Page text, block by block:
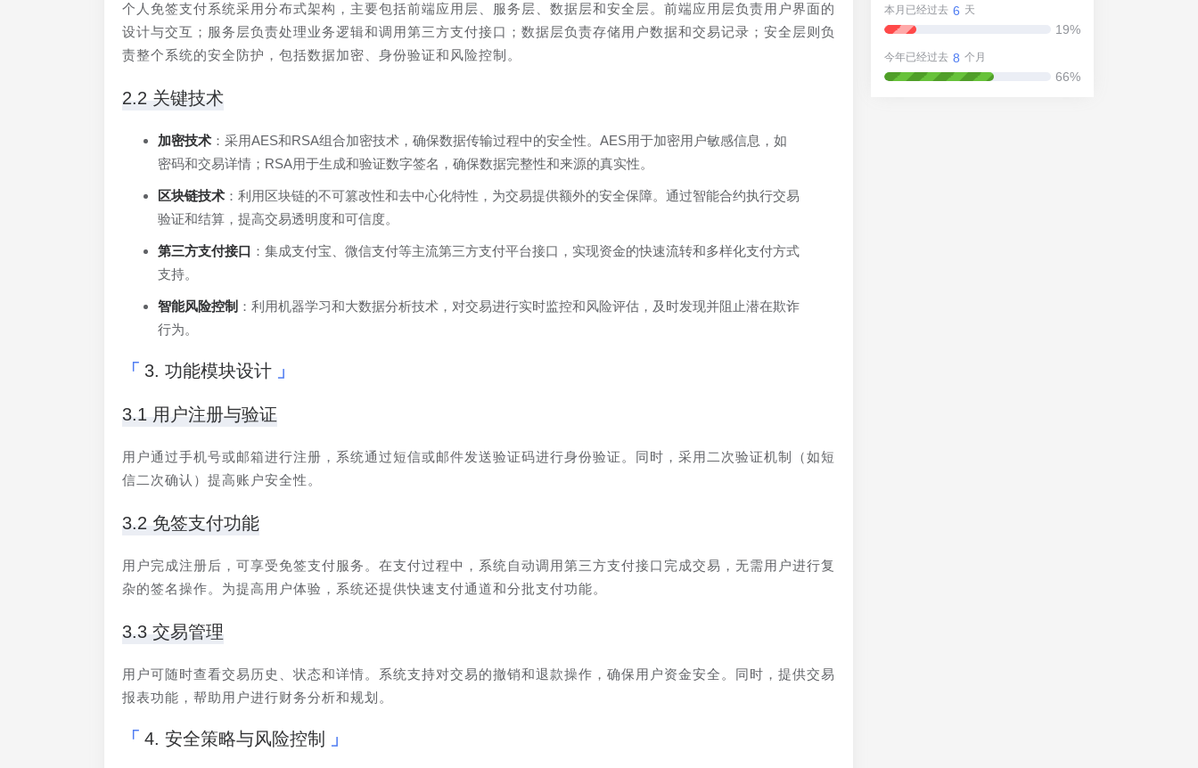
个人免签支付系统采用分布式架构，主要包括前端应用层、服务层、数据层和安全层。前端应用层负责用户界面的
设计与交互；服务层负责处理业务逻辑和调用第三方支付接口；数据层负责存储用户数据和交易记录；安全层则负
责整个系统的安全防护，包括数据加密、身份验证和风险控制。
2.2 关键技术
加密技术 ：采用AES和RSA组合加密技术，确保数据传输过程中的安全性。AES用于加密用户敏感信息，如
密码和交易详情；RSA用于生成和验证数字签名，确保数据完整性和来源的真实性。
区块链技术 ：利用区块链的不可篡改性和去中心化特性，为交易提供额外的安全保障。通过智能合约执行交易
验证和结算，提高交易透明度和可信度。
第三方支付接口 ：集成支付宝、微信支付等主流第三方支付平台接口，实现资金的快速流转和多样化支付方式
支持。
智能风险控制 ：利用机器学习和大数据分析技术，对交易进行实时监控和风险评估，及时发现并阻止潜在欺诈
行为。
3. 功能模块设计
3.1 用户注册与验证
用户通过手机号或邮箱进行注册，系统通过短信或邮件发送验证码进行身份验证。同时，采用二次验证机制（如短
信二次确认）提高账户安全性。
3.2 免签支付功能
用户完成注册后，可享受免签支付服务。在支付过程中，系统自动调用第三方支付接口完成交易，无需用户进行复
杂的签名操作。为提高用户体验，系统还提供快速支付通道和分批支付功能。
3.3 交易管理
用户可随时查看交易历史、状态和详情。系统支持对交易的撤销和退款操作，确保用户资金安全。同时，提供交易
报表功能，帮助用户进行财务分析和规划。
4. 安全策略与风险控制
本月已经过去 6 天
19%
今年已经过去 8 个月
66%